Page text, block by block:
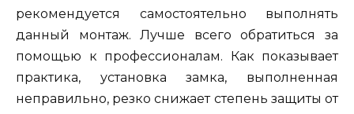
рекомендуется самостоятельно выполнять
данный монтаж. Лучше всего обратиться за
помощью к профессионалам. Как показывает
практика, установка замка, выполненная
неправильно, резко снижает степень защиты от